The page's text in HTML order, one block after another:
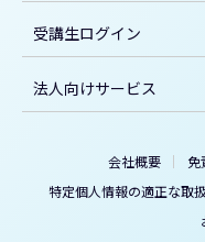
受講生ログイン
法人向けサービス
会社概要 免
特定個人情報の適正な取